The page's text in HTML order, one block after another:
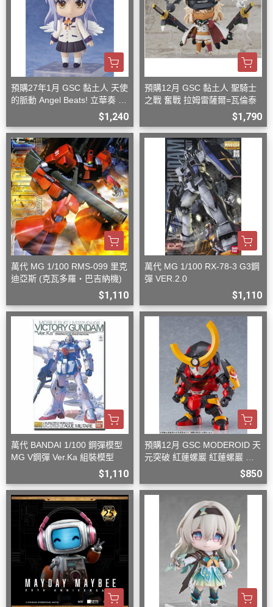
預購27年1月 GSC 黏土人 天使
的脈動 Angel Beats! 立華奏 再
$1,240
預購12月 GSC 黏土人 聖騎士
之戰 奮戰 拉姆雷薩爾=瓦倫泰
$1,790
萬代 MG 1/100 RMS-099 里克
迪亞斯 (克瓦多羅・巴吉納機)
$1,110
萬代 MG 1/100 RX-78-3 G3鋼
彈 VER.2.0
$1,110
萬代 BANDAI 1/100 鋼彈模型
MG V鋼彈 Ver.Ka 組裝模型
$1,110
預購12月 GSC MODEROID 天
元突破 紅蓮螺巖 紅蓮螺巖 再
$850